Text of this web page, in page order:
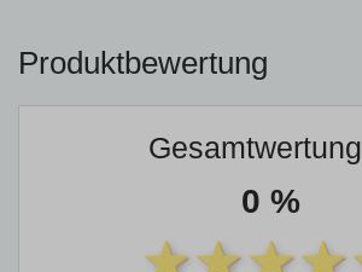
Produktbewertung
Gesamtwertung
0 %